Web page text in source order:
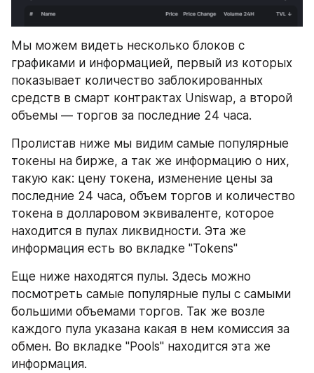
Мы можем видеть несколько блоков с
графиками и информацией, первый из которых
показывает количество заблокированных
средств в смарт контрактах Uniswap, а второй
объемы — торгов за последние 24 часа.
Пролистав ниже мы видим самые популярные
токены на бирже, а так же информацию о них,
такую как: цену токена, изменение цены за
последние 24 часа, объем торгов и количество
токена в долларовом эквиваленте, которое
находится в пулах ликвидности. Эта же
информация есть во вкладке "Tokens"
Еще ниже находятся пулы. Здесь можно
посмотреть самые популярные пулы с самыми
большими объемами торгов. Так же возле
каждого пула указана какая в нем комиссия за
обмен. Во вкладке "Pools" находится эта же
информация.